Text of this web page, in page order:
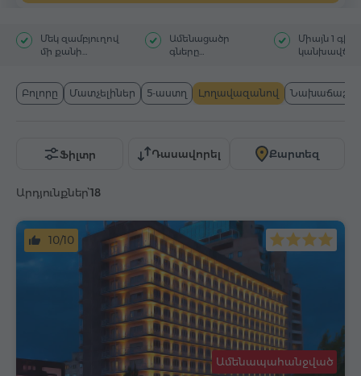
Մեկ զամբյուղով
մի քանի
Ամենացածր
գները
Միայն 1
Բոլորը Մատչելիներ 5-աստղ Լողավազանով Նախաճաշով
Արդյունքներ՝18
Ֆիլտր Դասավորել Քարտեզ
Ամենապահանջված
10/10